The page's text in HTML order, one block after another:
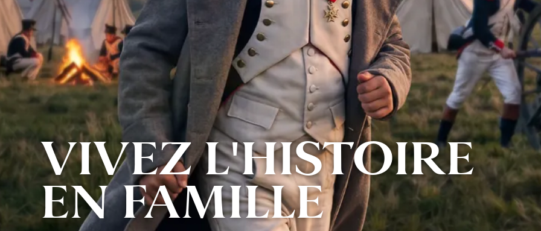
VIVEZ L'HISTOIRE
EN FAMILLE